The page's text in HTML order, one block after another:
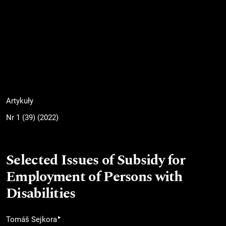
Artykuły
Nr 1 (39) (2022)
Selected Issues of Subsidy for
Employment of Persons with
Disabilities
Tomáš Sejkora▸